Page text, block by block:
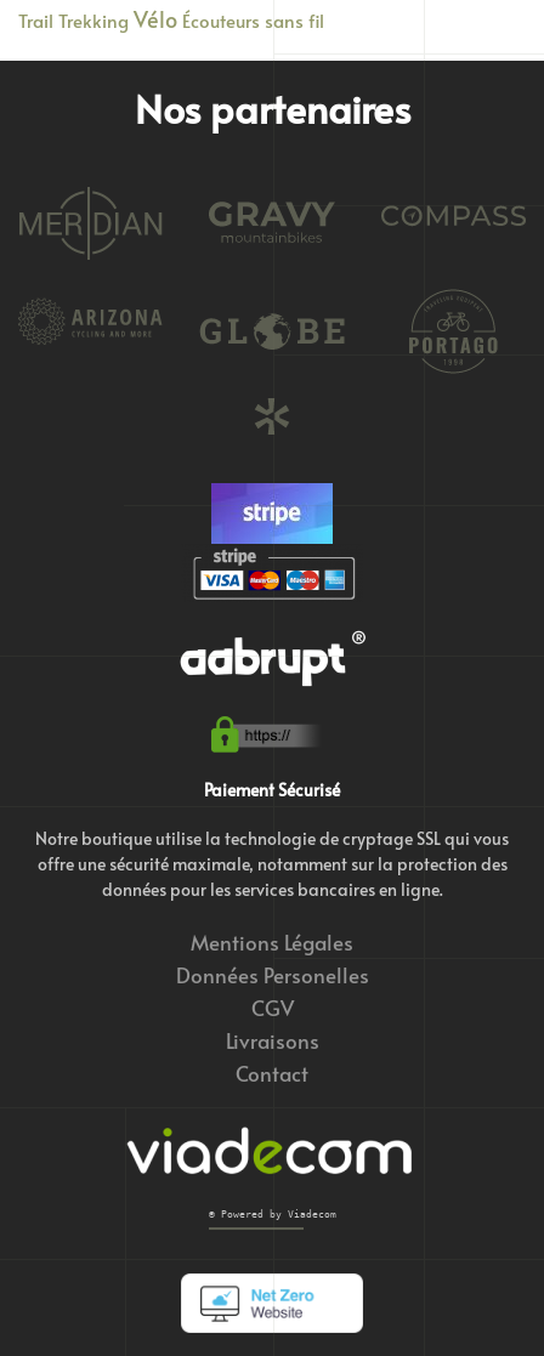
Trail Trekking Vélo Écouteurs sans fil
Nos partenaires
Paiement Sécurisé
Notre boutique utilise la technologie de cryptage SSL qui vous
offre une sécurité maximale, notamment sur la protection des
données pour les services bancaires en ligne.
Mentions Légales
Données Personelles
CGV
Livraisons
Contact
© Powered by Viadecom